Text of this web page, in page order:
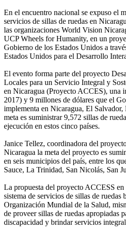
En el encuentro nacional se expuso el
servicios de sillas de ruedas en
las organizaciones World Vision
UCP Wheels for Humanity, en un
Gobierno de los Estados Unidos a
Estados Unidos para el Desarrollo
El evento forma parte del proyecto
Locales para un Servicio Integral y
en Nicaragua (Proyecto ACCES), una
2017) y 9 millones de dólares que el
implementa en Nicaragua, El
meta es suministrar 9,572 sillas de
ejecución en estos cinco países.
Janice Tellez, coordinadora del
Nicaragua la meta del proyecto es
en seis municipios del país, entre los
Sauce, La Trinidad, San Nicolás, San
La propuesta del proyecto ACCESS
sistema de servicios de sillas de ruedas
Organización Mundial de la Salud,
de proveer sillas de ruedas apropiadas
discapacidad y brindar servicios